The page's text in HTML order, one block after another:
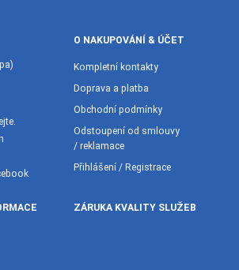
O NAKUPOVÁNÍ & ÚČET
Kompletní kontakty
Doprava a platba
Obchodní podmínky
Odstoupení od smlouvy
/ reklamace
Přihlášení / Registrace
ZÁRUKA KVALITY SLUŽEB